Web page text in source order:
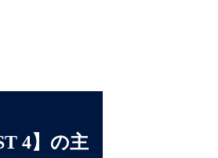
4】の主